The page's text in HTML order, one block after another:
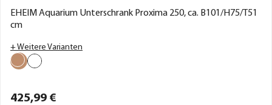
EHEIM Aquarium Unterschrank Proxima 250, ca. B101/H75/T51
cm
+ Weitere Varianten
425,99 €